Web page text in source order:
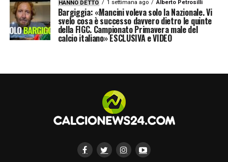
HANNO DETTO 1 settimana ago Alberto Petrosilli
Bargiggia: «Mancini voleva solo la Nazionale. Vi
svelo cosa è successo davvero dietro le quinte
della FIGC. Campionato Primavera male del
calcio italiano» ESCLUSIVA e VIDEO